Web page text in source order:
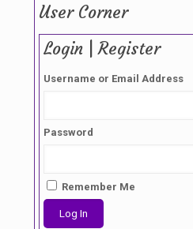
User Corner
Login | Register
Username or Email Address
Password
Remember Me